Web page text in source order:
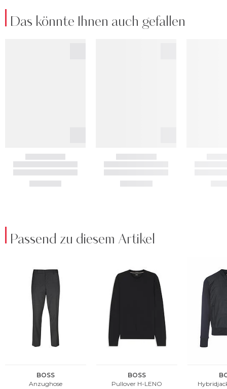
Das könnte Ihnen auch gefallen
Passend zu diesem Artikel